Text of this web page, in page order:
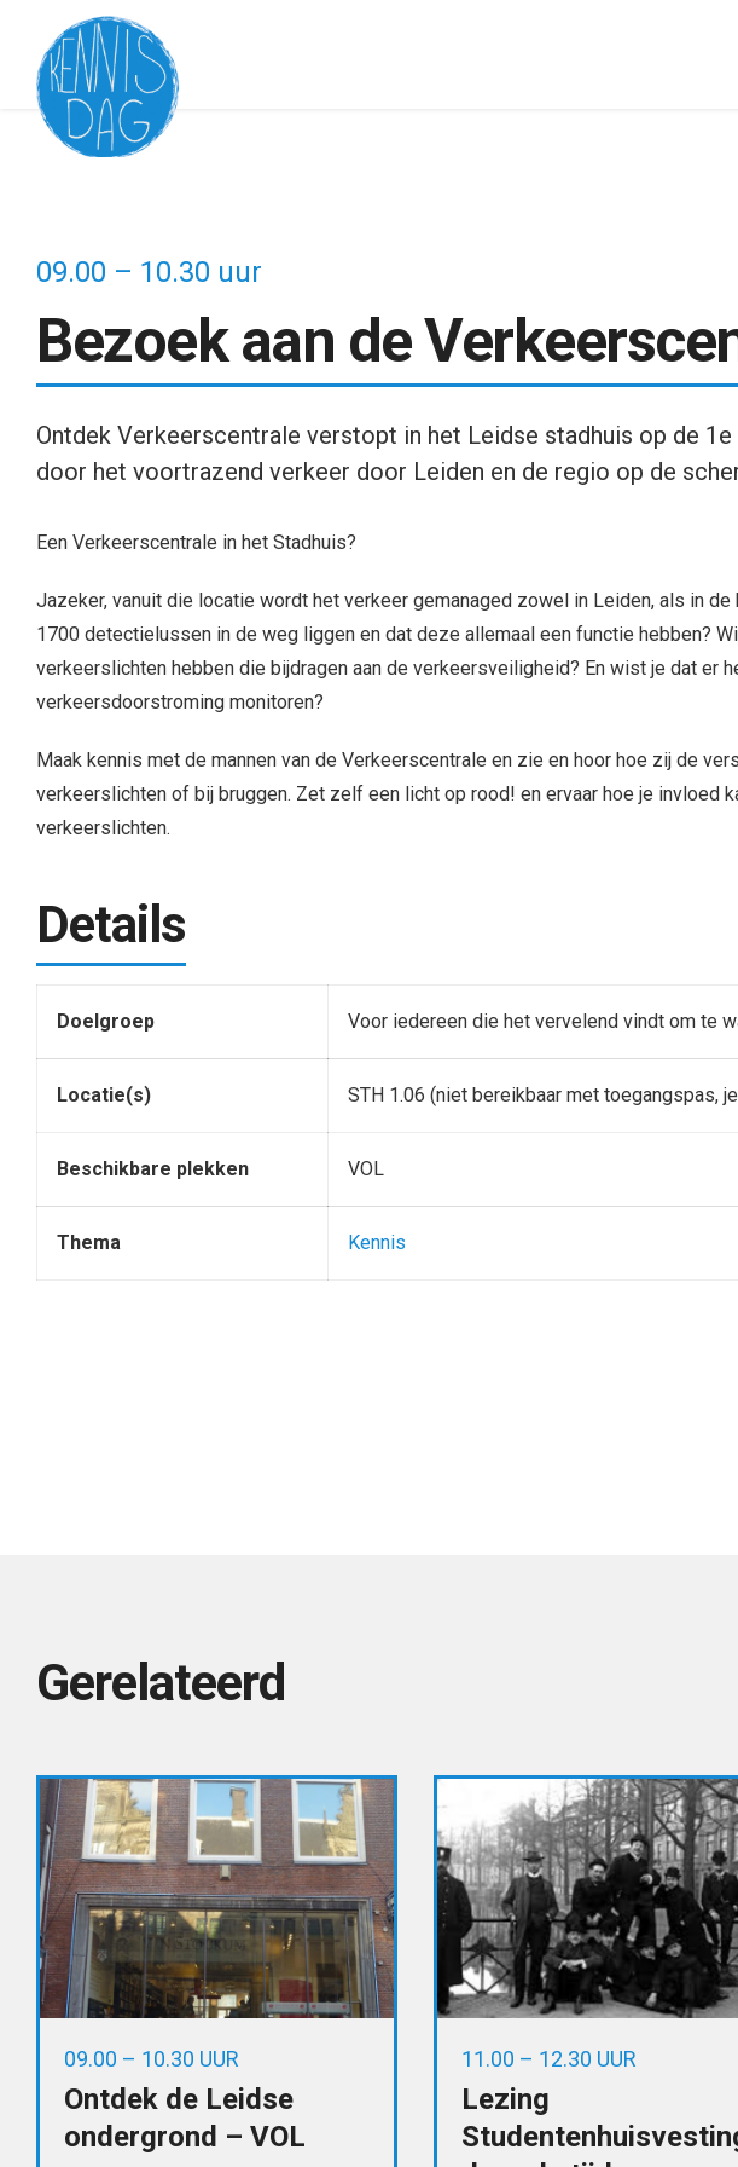
09.00 – 10.30 uur
Bezoek aan de
Ontdek Verkeerscentrale verstopt in het Leidse stadhuis op de
door het voortrazend verkeer door Leiden en de regio op de
Een Verkeerscentrale in het Stadhuis?
Jazeker, vanuit die locatie wordt het verkeer gemanaged zowel in Leiden, als in
1700 detectielussen in de weg liggen en dat deze allemaal een functie hebben?
verkeerslichten hebben die bijdragen aan de verkeersveiligheid? En wist je dat er
verkeersdoorstroming monitoren?
Maak kennis met de mannen van de Verkeerscentrale en zie en hoor hoe zij de
verkeerslichten of bij bruggen. Zet zelf een licht op rood! en ervaar hoe je invloed
verkeerslichten.
Details
Doelgroep Voor iedereen die het vervelend vindt om te
Locatie(s) STH 1.06 (niet bereikbaar met toegangspas,
Beschikbare plekken VOL
Thema Kennis
Gerelateerd
09.00 – 10.30 UUR
Ontdek de Leidse
ondergrond – VOL
11.00 – 12.30 UUR
Lezing